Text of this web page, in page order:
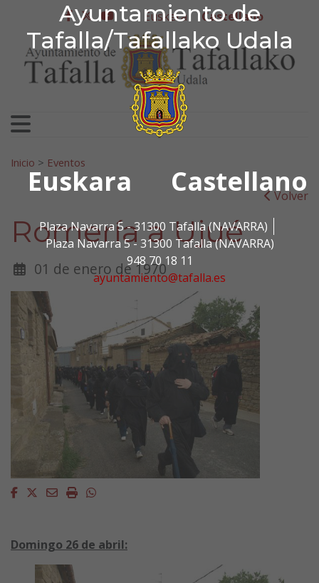
Ayuntamiento de
Tafalla/Tafallako Udala
Euskara Castellano
Plaza Navarra 5 - 31300 Tafalla (NAVARRA)
Plaza Navarra 5 - 31300 Tafalla (NAVARRA)
948 70 18 11
ayuntamiento@tafalla.es
Ir al contenido
Ayuntamiento de
facebook
twitter
youtube
Euskera Castellano
Search for:
Inicio > Eventos
Volver
Romería a Ujué
01 de enero de 1970
Facebook
Twitter
EmailImprimirWhatsapp
Domingo 26 de abril: